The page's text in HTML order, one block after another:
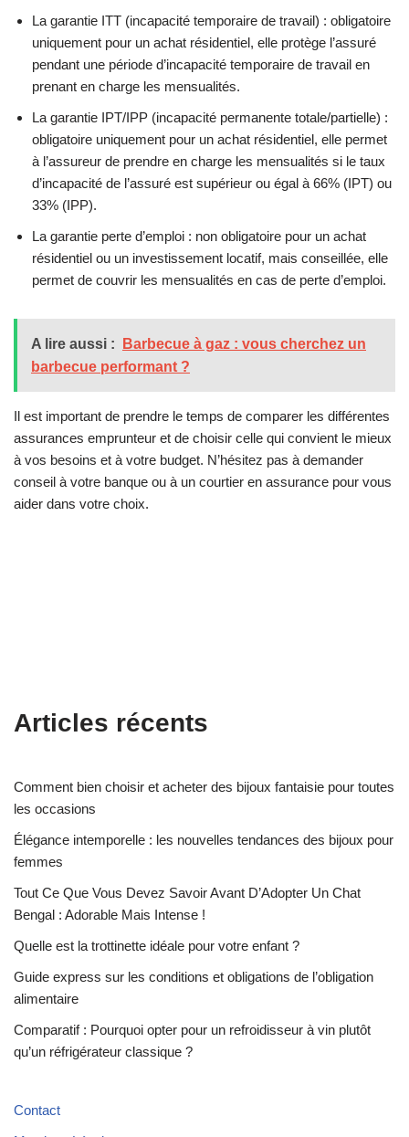
La garantie ITT (incapacité temporaire de travail) : obligatoire
uniquement pour un achat résidentiel, elle protège l’assuré
pendant une période d’incapacité temporaire de travail en
prenant en charge les mensualités.
La garantie IPT/IPP (incapacité permanente totale/partielle) :
obligatoire uniquement pour un achat résidentiel, elle permet
à l’assureur de prendre en charge les mensualités si le taux
d’incapacité de l’assuré est supérieur ou égal à 66% (IPT) ou
33% (IPP).
La garantie perte d’emploi : non obligatoire pour un achat
résidentiel ou un investissement locatif, mais conseillée, elle
permet de couvrir les mensualités en cas de perte d’emploi.
A lire aussi :
Barbecue à gaz : vous cherchez un
barbecue performant ?
Il est important de prendre le temps de comparer les différentes
assurances emprunteur et de choisir celle qui convient le mieux
à vos besoins et à votre budget. N’hésitez pas à demander
conseil à votre banque ou à un courtier en assurance pour vous
aider dans votre choix.
Articles récents
Comment bien choisir et acheter des bijoux fantaisie pour toutes
les occasions
Élégance intemporelle : les nouvelles tendances des bijoux pour
femmes
Tout Ce Que Vous Devez Savoir Avant D’Adopter Un Chat
Bengal : Adorable Mais Intense !
Quelle est la trottinette idéale pour votre enfant ?
Guide express sur les conditions et obligations de l’obligation
alimentaire
Comparatif : Pourquoi opter pour un refroidisseur à vin plutôt
qu’un réfrigérateur classique ?
Contact